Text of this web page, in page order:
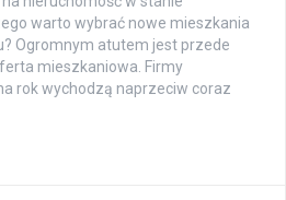
warto wybrać nowe mieszkania
Ogromnym atutem jest przede
mieszkaniowa. Firmy
rok wychodzą naprzeciw coraz